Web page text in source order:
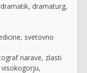
dramaturg,
svetovno
narave, zlasti